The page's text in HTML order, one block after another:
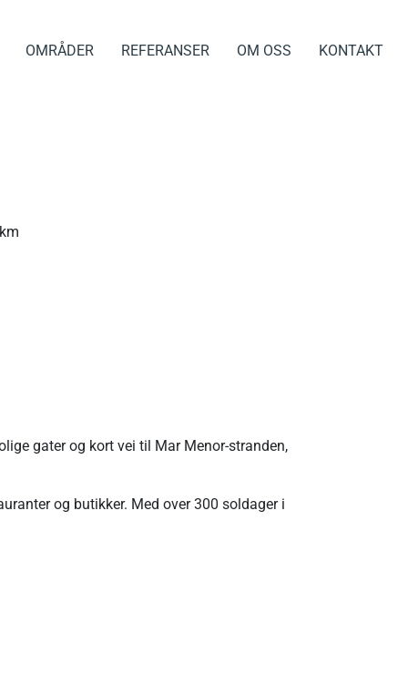
OMRÅDER REFERANSER OM OSS KONTAKT
gater og kort vei til Mar Menor-stranden,
og butikker. Med over 300 soldager i